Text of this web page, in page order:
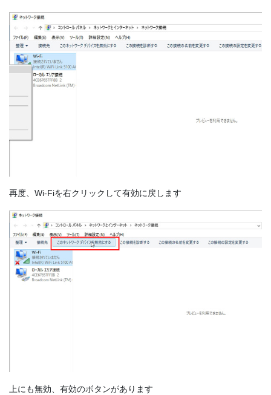
再度、Wi-Fiを右クリックして有効に戻します
上にも無効、有効のボタンがあります